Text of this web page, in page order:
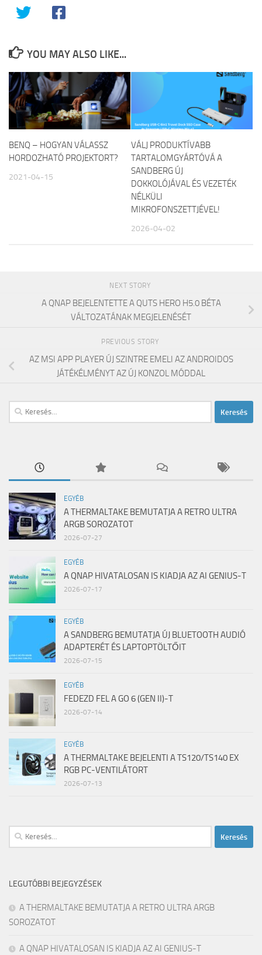
YOU MAY ALSO LIKE...
BENQ – HOGYAN VÁLASSZ
HORDOZHATÓ PROJEKTORT?
2021-04-15
VÁLJ PRODUKTÍVABB
TARTALOMGYÁRTÓVÁ A
SANDBERG ÚJ
DOKKOLÓJÁVAL ÉS VEZETÉK
NÉLKÜLI
MIKROFONSZETTJÉVEL!
2026-04-02
NEXT STORY
A QNAP BEJELENTETTE A QUTS HERO H5.0 BÉTA
VÁLTOZATÁNAK MEGJELENÉSÉT
PREVIOUS STORY
AZ MSI APP PLAYER ÚJ SZINTRE EMELI AZ ANDROIDOS
JÁTÉKÉLMÉNYT AZ ÚJ KONZOL MÓDDAL
Keresés:
EGYÉB
A THERMALTAKE BEMUTATJA A RETRO ULTRA
ARGB SOROZATOT
2026-07-27
EGYÉB
A QNAP HIVATALOSAN IS KIADJA AZ AI GENIUS-T
2026-07-17
EGYÉB
A SANDBERG BEMUTATJA ÚJ BLUETOOTH AUDIÓ
ADAPTERÉT ÉS LAPTOPTÖLTŐIT
2026-07-15
EGYÉB
FEDEZD FEL A GO 6 (GEN II)-T
2026-07-14
EGYÉB
A THERMALTAKE BEJELENTI A TS120/TS140 EX
RGB PC-VENTILÁTORT
2026-07-13
Keresés:
LEGUTÓBBI BEJEGYZÉSEK
A THERMALTAKE BEMUTATJA A RETRO ULTRA ARGB
SOROZATOT
A QNAP HIVATALOSAN IS KIADJA AZ AI GENIUS-T